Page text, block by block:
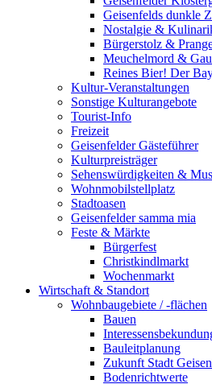
Geisenfelds dunkle
Nostalgie &
Bürgerstolz &
Meuchelmord &
Reines Bier! Der
Kultur-Veranstaltungen
Sonstige Kulturangebote
Tourist-Info
Freizeit
Geisenfelder Gästeführer
Kulturpreisträger
Sehenswürdigkeiten &
Wohnmobilstellplatz
Stadtoasen
Geisenfelder samma mia
Feste & Märkte
Bürgerfest
Christkindlmarkt
Wochenmarkt
Wirtschaft & Standort
Wohnbaugebiete / -flächen
Bauen
Bauleitplanung
Zukunft Stadt
Bodenrichtwerte